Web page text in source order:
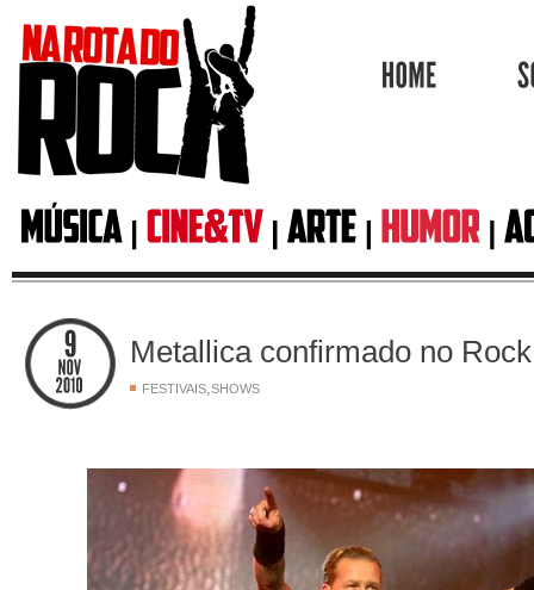
Metallica confirmado no
FESTIVAIS,SHOWS